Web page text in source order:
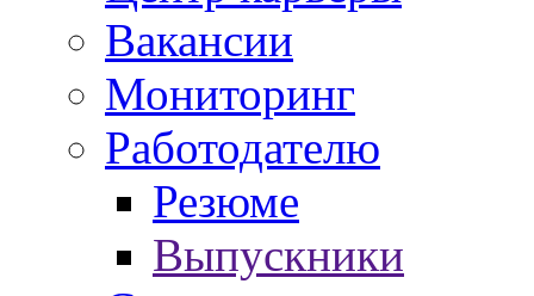
Вакансии
Мониторинг
Работодателю
Резюме
Выпускники